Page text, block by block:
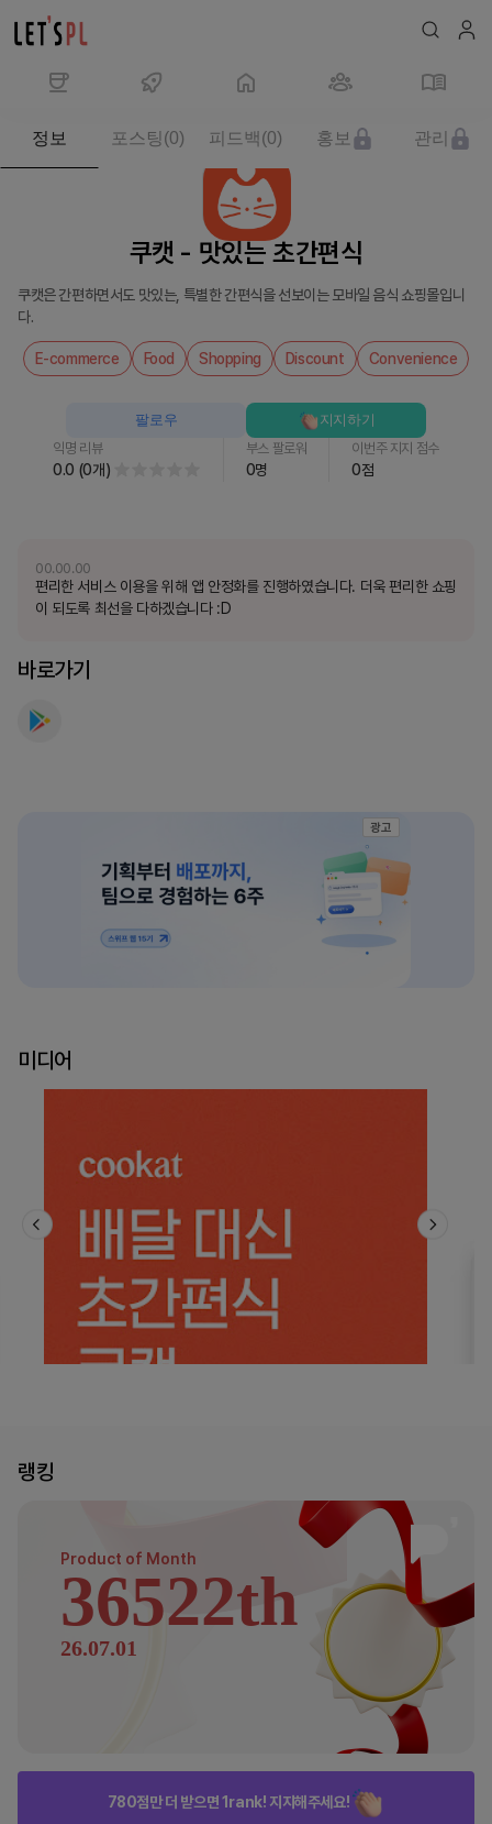
서
쿠캣 - 맛있는 초간편식
쿠캣은 간편하면서도 맛있는, 특별한 간편식을 선보이는 모바일 음식 쇼핑몰입니
다.
E-commerce Food Shopping Discount Convenience
익명 리뷰
0.0 (0개)
부스 팔로워
0명
이번주 지지 점수
0점
팔로우 지지하기
정보 포스팅(0) 피드백 (0) 홍보 관리
00.00.00
편리한 서비스 이용을 위해 앱 안정화를 진행하였습니다. 더욱 편리한 쇼핑
이 되도록 최선을 다하겠습니다 :D
바로가기
광고
미디어
랭킹
Product of Month
36522th
26.07.01
780점만 더 받으면 1rank! 지지해주세요!